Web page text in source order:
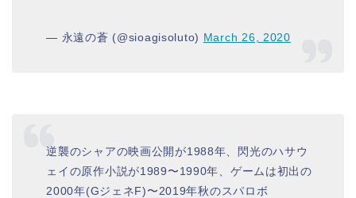
— 永遠の蒼 (@sioagisoluto) March 26, 2020
逆襲のシャアの映画公開が1988年、閃光のハサウ
ェイの原作小説が1989〜1990年、ゲームは初出の
2000年(GジェネF)〜2019年秋のスパロボ